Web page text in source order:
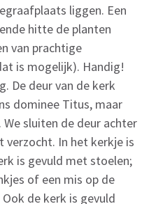
liggen. Een
hitte de planten
van prachtige
is mogelijk). Handig!
De deur van de kerk
dominee Titus, maar
sluiten de deur achter
verzocht. In het kerkje is
is gevuld met stoelen;
of een mis op de
de kerk is gevuld